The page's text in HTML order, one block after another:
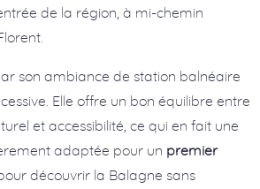
de la région, à mi-chemin
son ambiance de station balnéaire
Elle offre un bon équilibre entre
et accessibilité, ce qui en fait une
adaptée pour un premier
découvrir la Balagne sans